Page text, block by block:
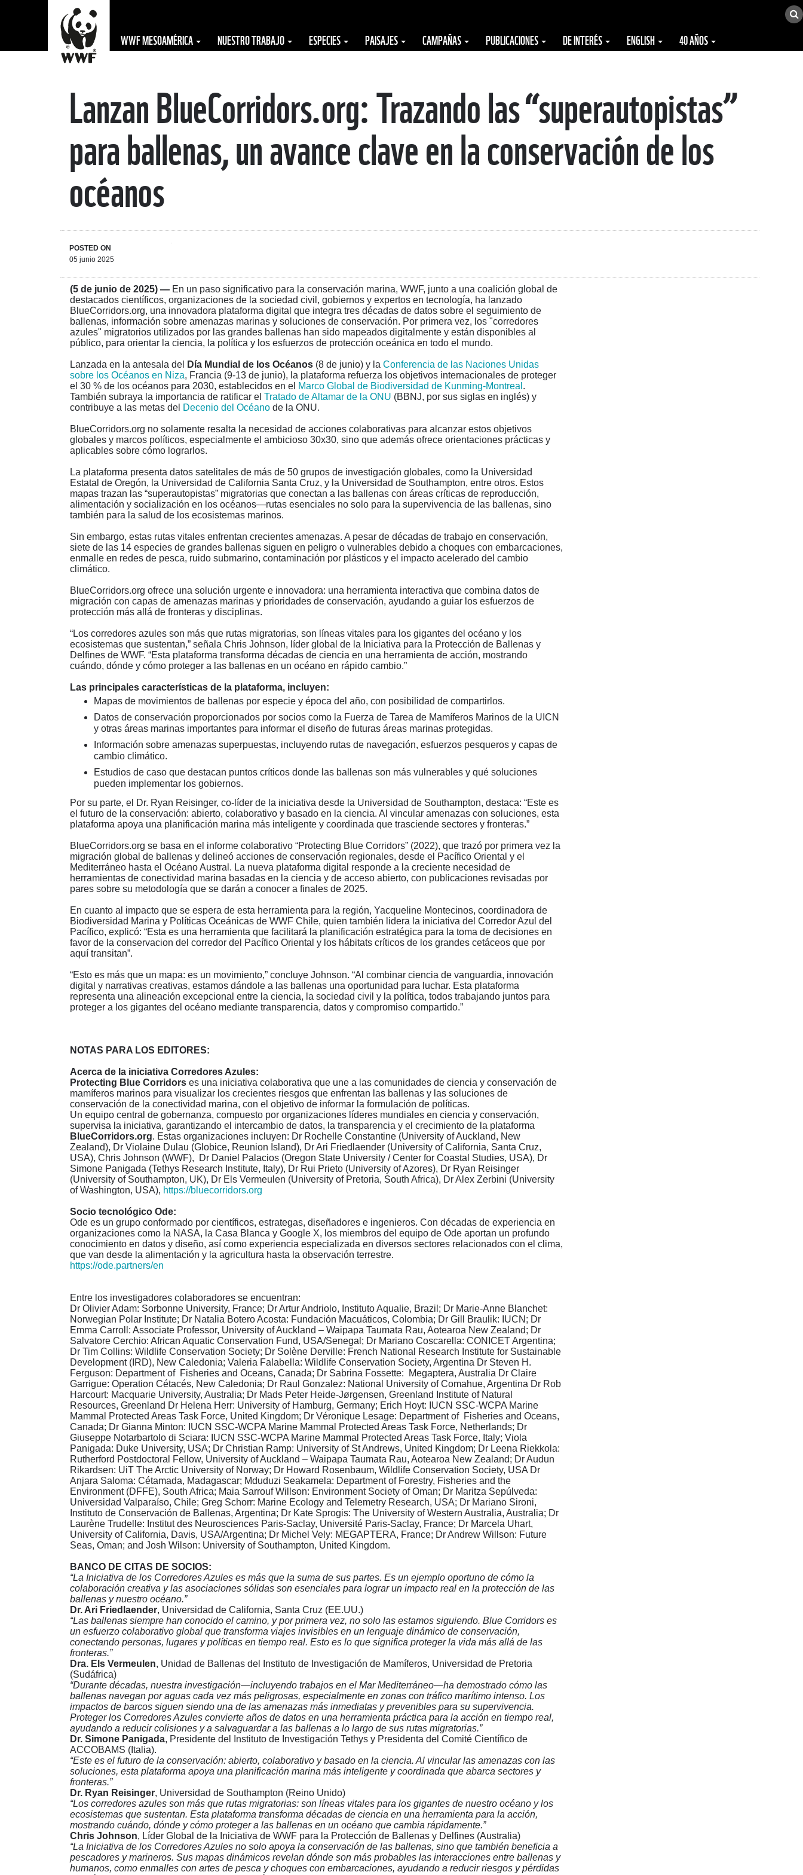
The WWF is run
at a local level
offices...
WWF MESOAMÉRICA NUESTRO TRABAJO ESPECIES PAISAJES CAMPAÑAS PUBLICACIONES DE INTERÉS ENGLISH 40 AÑOS
Lanzan BlueCorridors.org: Trazando las “superautopistas”
para ballenas, un avance clave en la conservación de los
océanos
POSTED ON
05 junio 2025
(5 de junio de 2025) — En un paso significativo para la conservación marina, WWF, junto a una coalición global de
destacados científicos, organizaciones de la sociedad civil, gobiernos y expertos en tecnología, ha lanzado
BlueCorridors.org, una innovadora plataforma digital que integra tres décadas de datos sobre el seguimiento de
ballenas, información sobre amenazas marinas y soluciones de conservación. Por primera vez, los "corredores
azules" migratorios utilizados por las grandes ballenas han sido mapeados digitalmente y están disponibles al
público, para orientar la ciencia, la política y los esfuerzos de protección oceánica en todo el mundo.
Lanzada en la antesala del Día Mundial de los Océanos (8 de junio) y la Conferencia de las Naciones Unidas
sobre los Océanos en Niza, Francia (9-13 de junio), la plataforma refuerza los objetivos internacionales de proteger
el 30 % de los océanos para 2030, establecidos en el Marco Global de Biodiversidad de Kunming-Montreal .
También subraya la importancia de ratificar el Tratado de Altamar de la ONU (BBNJ, por sus siglas en inglés) y
contribuye a las metas del Decenio del Océano de la ONU.
BlueCorridors.org no solamente resalta la necesidad de acciones colaborativas para alcanzar estos objetivos
globales y marcos políticos, especialmente el ambicioso 30x30, sino que además ofrece orientaciones prácticas y
aplicables sobre cómo lograrlos.
La plataforma presenta datos satelitales de más de 50 grupos de investigación globales, como la Universidad
Estatal de Oregón, la Universidad de California Santa Cruz, y la Universidad de Southampton, entre otros. Estos
mapas trazan las “superautopistas” migratorias que conectan a las ballenas con áreas críticas de reproducción,
alimentación y socialización en los océanos—rutas esenciales no solo para la supervivencia de las ballenas, sino
también para la salud de los ecosistemas marinos.
Sin embargo, estas rutas vitales enfrentan crecientes amenazas. A pesar de décadas de trabajo en conservación,
siete de las 14 especies de grandes ballenas siguen en peligro o vulnerables debido a choques con embarcaciones,
enmalle en redes de pesca, ruido submarino, contaminación por plásticos y el impacto acelerado del cambio
climático.
BlueCorridors.org ofrece una solución urgente e innovadora: una herramienta interactiva que combina datos de
migración con capas de amenazas marinas y prioridades de conservación, ayudando a guiar los esfuerzos de
protección más allá de fronteras y disciplinas.
“Los corredores azules son más que rutas migratorias, son líneas vitales para los gigantes del océano y los
ecosistemas que sustentan,” señala Chris Johnson, líder global de la Iniciativa para la Protección de Ballenas y
Delfines de WWF. “Esta plataforma transforma décadas de ciencia en una herramienta de acción, mostrando
cuándo, dónde y cómo proteger a las ballenas en un océano en rápido cambio.”
Las principales características de la plataforma, incluyen:
Mapas de movimientos de ballenas por especie y época del año, con posibilidad de compartirlos.
Datos de conservación proporcionados por socios como la Fuerza de Tarea de Mamíferos Marinos de la UICN
y otras áreas marinas importantes para informar el diseño de futuras áreas marinas protegidas.
Información sobre amenazas superpuestas, incluyendo rutas de navegación, esfuerzos pesqueros y capas de
cambio climático.
Estudios de caso que destacan puntos críticos donde las ballenas son más vulnerables y qué soluciones
pueden implementar los gobiernos.
Por su parte, el Dr. Ryan Reisinger, co-líder de la iniciativa desde la Universidad de Southampton, destaca: “Este es
el futuro de la conservación: abierto, colaborativo y basado en la ciencia. Al vincular amenazas con soluciones, esta
plataforma apoya una planificación marina más inteligente y coordinada que trasciende sectores y fronteras.”
BlueCorridors.org se basa en el informe colaborativo “Protecting Blue Corridors” (2022), que trazó por primera vez la
migración global de ballenas y delineó acciones de conservación regionales, desde el Pacífico Oriental y el
Mediterráneo hasta el Océano Austral. La nueva plataforma digital responde a la creciente necesidad de
herramientas de conectividad marina basadas en la ciencia y de acceso abierto, con publicaciones revisadas por
pares sobre su metodología que se darán a conocer a finales de 2025.
En cuanto al impacto que se espera de esta herramienta para la región, Yacqueline Montecinos, coordinadora de
Biodiversidad Marina y Políticas Oceánicas de WWF Chile, quien también lidera la iniciativa del Corredor Azul del
Pacífico, explicó: “Esta es una herramienta que facilitará la planificación estratégica para la toma de decisiones en
favor de la conservacion del corredor del Pacífico Oriental y los hábitats críticos de los grandes cetáceos que por
aquí transitan”.
“Esto es más que un mapa: es un movimiento,” concluye Johnson. “Al combinar ciencia de vanguardia, innovación
digital y narrativas creativas, estamos dándole a las ballenas una oportunidad para luchar. Esta plataforma
representa una alineación excepcional entre la ciencia, la sociedad civil y la política, todos trabajando juntos para
proteger a los gigantes del océano mediante transparencia, datos y compromiso compartido.”
NOTAS PARA LOS EDITORES:
Acerca de la iniciativa Corredores Azules:
Protecting Blue Corridors es una iniciativa colaborativa que une a las comunidades de ciencia y conservación de
mamíferos marinos para visualizar los crecientes riesgos que enfrentan las ballenas y las soluciones de
conservación de la conectividad marina, con el objetivo de informar la formulación de políticas.
Un equipo central de gobernanza, compuesto por organizaciones líderes mundiales en ciencia y conservación,
supervisa la iniciativa, garantizando el intercambio de datos, la transparencia y el crecimiento de la plataforma
BlueCorridors.org. Estas organizaciones incluyen: Dr Rochelle Constantine (University of Auckland, New
Zealand), Dr Violaine Dulau (Globice, Reunion Island), Dr Ari Friedlaender (University of California, Santa Cruz,
USA), Chris Johnson (WWF), Dr Daniel Palacios (Oregon State University / Center for Coastal Studies, USA), Dr
Simone Panigada (Tethys Research Institute, Italy), Dr Rui Prieto (University of Azores), Dr Ryan Reisinger
(University of Southampton, UK), Dr Els Vermeulen (University of Pretoria, South Africa), Dr Alex Zerbini (University
of Washington, USA), https://bluecorridors.org
Socio tecnol ógico Ode:
Ode es un grupo conformado por científicos, estrategas, diseñadores e ingenieros. Con décadas de experiencia en
organizaciones como la NASA, la Casa Blanca y Google X, los miembros del equipo de Ode aportan un profundo
conocimiento en datos y diseño, así como experiencia especializada en diversos sectores relacionados con el clima,
que van desde la alimentación y la agricultura hasta la observación terrestre.
https://ode.partners/en
Entre los investigadores colaboradores se encuentran:
Dr Olivier Adam: Sorbonne University, France; Dr Artur Andriolo, Instituto Aqualie, Brazil; Dr Marie-Anne Blanchet:
Norwegian Polar Institute; Dr Natalia Botero Acosta: Fundación Macuáticos, Colombia; Dr Gill Braulik: IUCN; Dr
Emma Carroll: Associate Professor, University of Auckland – Waipapa Taumata Rau, Aotearoa New Zealand; Dr
Salvatore Cerchio: African Aquatic Conservation Fund, USA/Senegal; Dr Mariano Coscarella: CONICET Argentina;
Dr Tim Collins: Wildlife Conservation Society; Dr Solène Derville: French National Research Institute for Sustainable
Development (IRD), New Caledonia; Valeria Falabella: Wildlife Conservation Society, Argentina Dr Steven H.
Ferguson: Department of Fisheries and Oceans, Canada; Dr Sabrina Fossette: Megaptera, Australia Dr Claire
Garrigue: Operation Cétacés, New Caledonia; Dr Raul Gonzalez: National University of Comahue, Argentina Dr Rob
Harcourt: Macquarie University, Australia; Dr Mads Peter Heide-Jørgensen, Greenland Institute of Natural
Resources, Greenland Dr Helena Herr: University of Hamburg, Germany; Erich Hoyt: IUCN SSC-WCPA Marine
Mammal Protected Areas Task Force, United Kingdom; Dr Véronique Lesage: Department of Fisheries and Oceans,
Canada; Dr Gianna Minton: IUCN SSC-WCPA Marine Mammal Protected Areas Task Force, Netherlands; Dr
Giuseppe Notarbartolo di Sciara: IUCN SSC-WCPA Marine Mammal Protected Areas Task Force, Italy; Viola
Panigada: Duke University, USA; Dr Christian Ramp: University of St Andrews, United Kingdom; Dr Leena Riekkola:
Rutherford Postdoctoral Fellow, University of Auckland – Waipapa Taumata Rau, Aotearoa New Zealand; Dr Audun
Rikardsen: UiT The Arctic University of Norway; Dr Howard Rosenbaum, Wildlife Conservation Society, USA Dr
Anjara Saloma: Cétamada, Madagascar; Mduduzi Seakamela: Department of Forestry, Fisheries and the
Environment (DFFE), South Africa; Maia Sarrouf Willson: Environment Society of Oman; Dr Maritza Sepúlveda:
Universidad Valparaíso, Chile; Greg Schorr: Marine Ecology and Telemetry Research, USA; Dr Mariano Sironi,
Instituto de Conservación de Ballenas, Argentina; Dr Kate Sprogis: The University of Western Australia, Australia; Dr
Laurène Trudelle: Institut des Neurosciences Paris-Saclay, Université Paris-Saclay, France; Dr Marcela Uhart,
University of California, Davis, USA/Argentina; Dr Michel Vely: MEGAPTERA, France; Dr Andrew Willson: Future
Seas, Oman; and Josh Wilson: University of Southampton, United Kingdom.
BANCO DE CITAS DE SOCIOS:
“La Iniciativa de los Corredores Azules es más que la suma de sus partes. Es un ejemplo oportuno de cómo la
colaboración creativa y las asociaciones sólidas son esenciales para lograr un impacto real en la protección de las
ballenas y nuestro océano.”
Dr. Ari Friedlaender, Universidad de California, Santa Cruz (EE.UU.)
“Las ballenas siempre han conocido el camino, y por primera vez, no solo las estamos siguiendo. Blue Corridors es
un esfuerzo colaborativo global que transforma viajes invisibles en un lenguaje dinámico de conservación,
conectando personas, lugares y políticas en tiempo real. Esto es lo que significa proteger la vida más allá de las
fronteras.”
Dra. Els Vermeulen, Unidad de Ballenas del Instituto de Investigación de Mamíferos, Universidad de Pretoria
(Sudáfrica)
“Durante décadas, nuestra investigación—incluyendo trabajos en el Mar Mediterráneo—ha demostrado cómo las
ballenas navegan por aguas cada vez más peligrosas, especialmente en zonas con tráfico marítimo intenso. Los
impactos de barcos siguen siendo una de las amenazas más inmediatas y prevenibles para su supervivencia.
Proteger los Corredores Azules convierte años de datos en una herramienta práctica para la acción en tiempo real,
ayudando a reducir colisiones y a salvaguardar a las ballenas a lo largo de sus rutas migratorias.”
Dr. Simone Panigada, Presidente del Instituto de Investigación Tethys y Presidenta del Comité Científico de
ACCOBAMS (Italia).
“Este es el futuro de la conservación: abierto, colaborativo y basado en la ciencia. Al vincular las amenazas con las
soluciones, esta plataforma apoya una planificación marina más inteligente y coordinada que abarca sectores y
fronteras.”
Dr. Ryan Reisinger, Universidad de Southampton (Reino Unido)
“Los corredores azules son más que rutas migratorias: son líneas vitales para los gigantes de nuestro océano y los
ecosistemas que sustentan. Esta plataforma transforma décadas de ciencia en una herramienta para la acción,
mostrando cuándo, dónde y cómo proteger a las ballenas en un océano que cambia rápidamente.”
Chris Johnson, Líder Global de la Iniciativa de WWF para la Protección de Ballenas y Delfines (Australia)
“La Iniciativa de los Corredores Azules no solo apoya la conservación de las ballenas, sino que también beneficia a
pescadores y marineros. Sus mapas dinámicos revelan dónde son más probables las interacciones entre ballenas y
humanos, como enmalles con artes de pesca y choques con embarcaciones, ayudando a reducir riesgos y pérdidas